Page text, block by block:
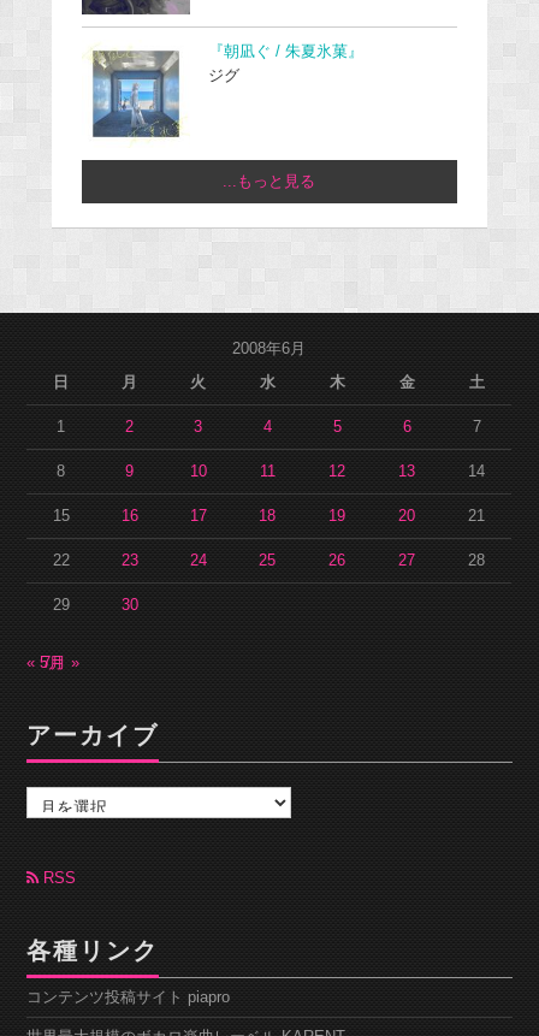
『朝凪ぐ / 朱夏氷菓』
ジグ
...もっと見る
2008年6月
日
月 火 水 木 金 土
1 2 3 4 5 6 7
8 9 10 11 12 13 14
15 16 17 18 19 20 21
22 23 24 25 26 27 28
29 30
« 5月7月 »
アーカイブ
カ
ブ RSS
各種リンク
コンテンツ投稿サイト piapro